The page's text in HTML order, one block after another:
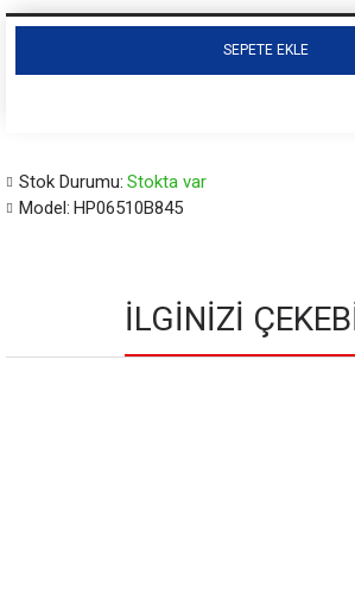
Stok Durumu: Stokta var
Model: HP06510B845
SEPETE EKLE
İLGINIZI